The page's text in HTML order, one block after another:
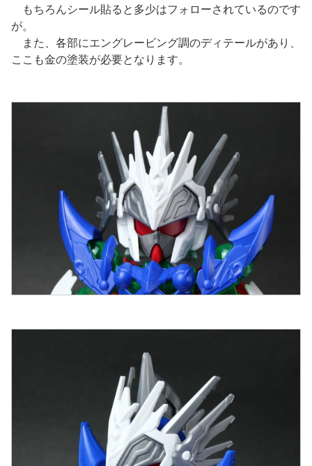
もちろんシール貼ると多少はフォローされているのです
が。
また、各部にエングレービング調のディテールがあり、
ここも金の塗装が必要となります。